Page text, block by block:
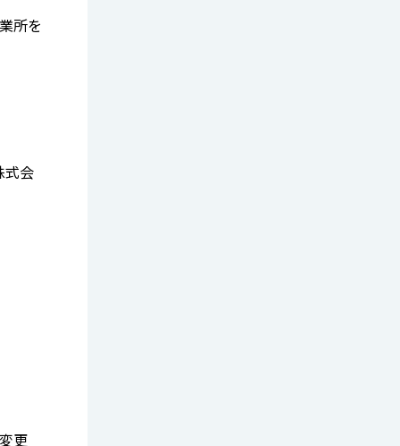
所を
式会
更